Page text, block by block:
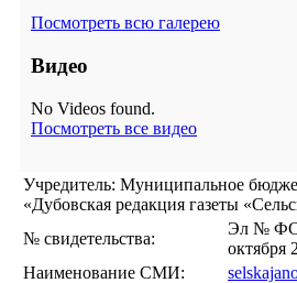
Посмотреть всю галерею
Видео
No Videos found.
Посмотреть все видео
Учредитель: Муниципальное
«Дубовская редакция газеты
№ свидетельства:
Эл № ФС
октября
Наименование СМИ: